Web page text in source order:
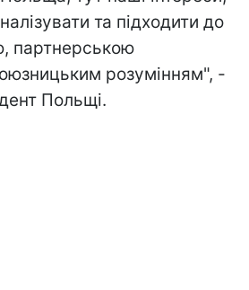
та підходити до
партнерською
розумінням", -
Польщі.